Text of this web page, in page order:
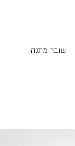
שובר מתנה